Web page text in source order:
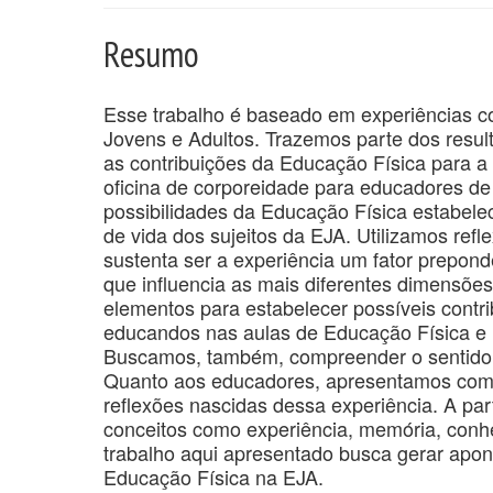
Resumo
Esse trabalho é baseado em experiências
Jovens e Adultos. Trazemos parte dos
as contribuições da Educação Física para
oficina de corporeidade para educadores
possibilidades da Educação Física
de vida dos sujeitos da EJA. Utilizamos
sustenta ser a experiência um fator
que influencia as mais diferentes
elementos para estabelecer possíveis
educandos nas aulas de Educação Física
Buscamos, também, compreender o
Quanto aos educadores, apresentamos
reflexões nascidas dessa experiência. A
conceitos como experiência, memória,
trabalho aqui apresentado busca gerar
Educação Física na EJA.